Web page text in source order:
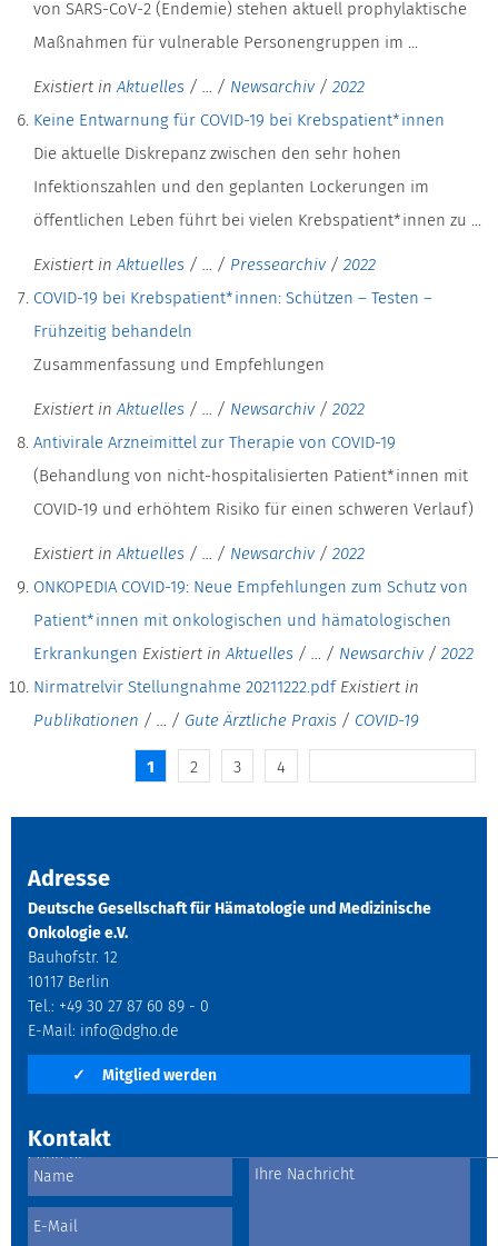
von SARS-CoV-2 (Endemie) stehen aktuell prophylaktische
Maßnahmen für vulnerable Personengruppen im ...
Existiert in Aktuelles / … / Newsarchiv / 2022
Keine Entwarnung für COVID-19 bei Krebspatient*innen
Die aktuelle Diskrepanz zwischen den sehr hohen
Infektionszahlen und den geplanten Lockerungen im
öffentlichen Leben führt bei vielen Krebspatient*innen zu ...
Existiert in Aktuelles / … / Pressearchiv / 2022
COVID-19 bei Krebspatient*innen: Schützen – Testen –
Frühzeitig behandeln
Zusammenfassung und Empfehlungen
Existiert in Aktuelles / … / Newsarchiv / 2022
Antivirale Arzneimittel zur Therapie von COVID-19
(Behandlung von nicht-hospitalisierten Patient*innen mit
COVID-19 und erhöhtem Risiko für einen schweren Verlauf)
Existiert in Aktuelles / … / Newsarchiv / 2022
ONKOPEDIA COVID-19: Neue Empfehlungen zum Schutz von
Patient*innen mit onkologischen und hämatologischen
Erkrankungen Existiert in Aktuelles / … / Newsarchiv / 2022
Nirmatrelvir Stellungnahme 20211222.pdf Existiert in
Publikationen / … / Gute Ärztliche Praxis / COVID-19
1 2 3 4
Adresse
Deutsche Gesellschaft für Hämatologie und Medizinische
Onkologie e.V.
Bauhofstr. 12
10117 Berlin
Tel.: +49 30 27 87 60 89 - 0
E-Mail: info@dgho.de
✓ Mitglied werden
Kontakt